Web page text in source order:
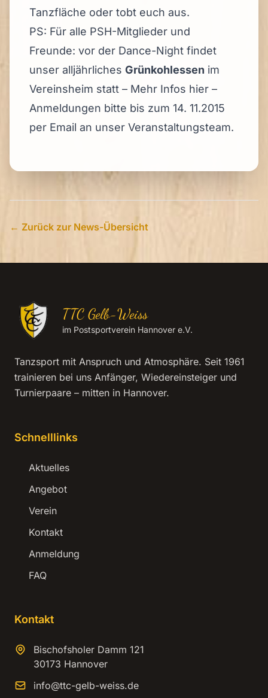
Tanzfläche oder tobt euch aus.
PS: Für alle PSH-Mitglieder und
Freunde: vor der Dance-Night findet
unser alljährliches Grünkohlessen im
Vereinsheim statt – Mehr Infos hier –
Anmeldungen bitte bis zum 14. 11.2015
per Email an unser Veranstaltungsteam.
← Zurück zur News-Übersicht
TTC Gelb-Weiss
im Postsportverein Hannover e.V.
Tanzsport mit Anspruch und Atmosphäre. Seit 1961
trainieren bei uns Anfänger, Wiedereinsteiger und
Turnierpaare – mitten in Hannover.
Schnelllinks
Aktuelles
Angebot
Verein
Kontakt
Anmeldung
FAQ
Kontakt
Bischofsholer Damm 121
30173 Hannover
info@ttc-gelb-weiss.de